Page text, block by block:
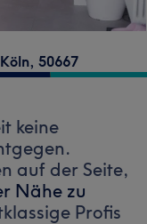
Köln, 50667
keine
auf der Seite,
Nähe zu
Profis